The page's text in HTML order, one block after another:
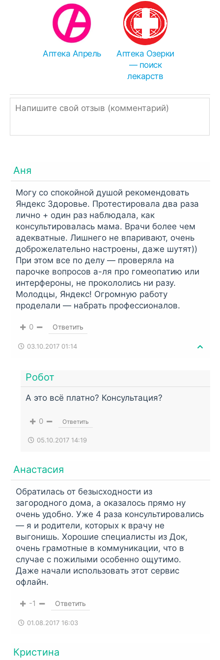
Чем распаковать zip или rar:
Иногда браузеры ошибочно переименовывают
APK в ZIP, поэтому просто измените
расширение.
Однако, если ссылка подписана, как ZIP или
RAR, значит архив нужно распаковать
встроенным архиватором,RARилиTotal
Commander .
Аптека Апрель
Аптека Озерки
— поиск
лекарств
Аня
Могу со спокойной душой рекомендовать
Яндекс Здоровье. Протестировала два раза
лично + один раз наблюдала, как
консультировалась мама. Врачи более чем
адекватные. Лишнего не впаривают, очень
доброжелательно настроены, даже шутят))
При этом все по делу — проверяла на
парочке вопросов а-ля про гомеопатию или
интерфероны, не прокололись ни разу.
Молодцы, Яндекс! Огромную работу
проделали — набрать профессионалов.
0 Ответить
03.10.2017 01:14
Робот
А это всё платно? Консультация?
0 Ответить
05.10.2017 14:19
Анастасия
Обратилась от безысходности из
загородного дома, а оказалось прямо ну
очень удобно. Уже 4 раза консультировались
— я и родители, которых к врачу не
выгонишь. Хорошие специалисты из Док,
очень грамотные в коммуникации, что в
случае с пожилыми особенно ощутимо.
Даже начали использовать этот сервис
офлайн.
-1 Ответить
01.08.2017 16:03
Кристина